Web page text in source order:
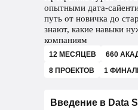
опытными дата-
путь от новичка до
знают, какие навыки
компаниям
12 МЕСЯЦЕВ
660
8 ПРОЕКТОВ
1
Введение в Data